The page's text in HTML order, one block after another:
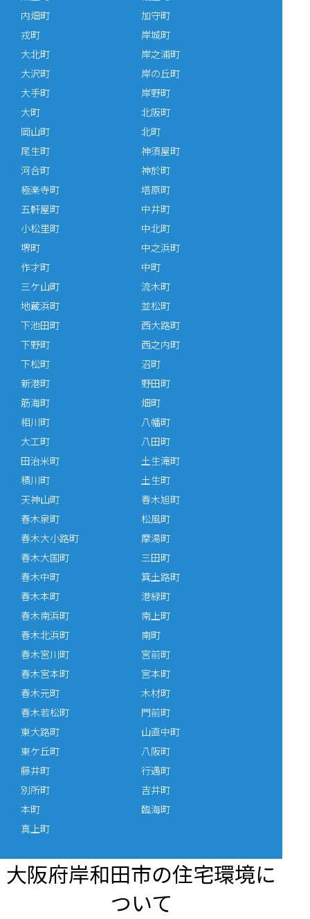
内畑町
戎町
大北町
大沢町
大手町
大町
岡山町
尾生町
河合町
加守町
岸城町
岸之浦町
岸の丘町
岸野町
北阪町
北町
神須屋町
神於町
極楽寺町
五軒屋町
小松里町
堺町
作才町
三ケ山町
地蔵浜町
下池田町
下野町
下松町
新港町
筋海町
相川町
大工町
田治米町
積川町
天神山町
塔原町
中井町
中北町
中之浜町
中町
流木町
並松町
西大路町
西之内町
沼町
野田町
畑町
八幡町
八田町
土生滝町
土生町
春木旭町
春木泉町
春木大小路町
春木大国町
春木中町
春木本町
春木南浜町
春木北浜町
春木宮川町
春木宮本町
春木元町
春木若松町
東大路町
東ケ丘町
藤井町
別所町
本町
真上町
松風町
摩湯町
三田町
箕土路町
港緑町
南上町
南町
宮前町
宮本町
木材町
門前町
山直中町
八阪町
行遇町
吉井町
臨海町
大阪府岸和田市の住宅環境に
ついて